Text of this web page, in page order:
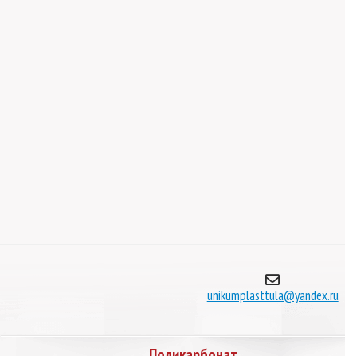
unikumplasttula@yandex.ru